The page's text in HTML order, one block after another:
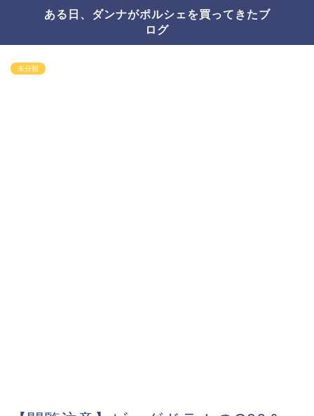
ある日、ダンナがポルシェを買ってきたブ
ログ
未分類